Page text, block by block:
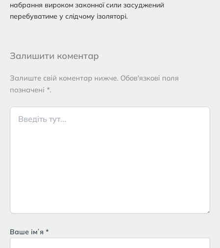
набрання вироком законної сили засуджений
перебуватиме у слідчому ізоляторі.
Залишити коментар
Залиште свій коментар нижче. Обов'язкові поля
позначені *.
Введіть
тут...
Ваше імʼя *